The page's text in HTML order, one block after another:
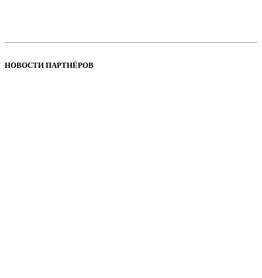
НОВОСТИ ПАРТНЁРОВ